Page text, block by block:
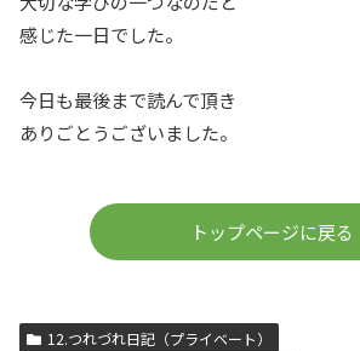
感じた一日でした。
今日も最後まで読んで頂き
ありごとうございました。
トップページに戻る
12.つれづれ日記（プライベート）